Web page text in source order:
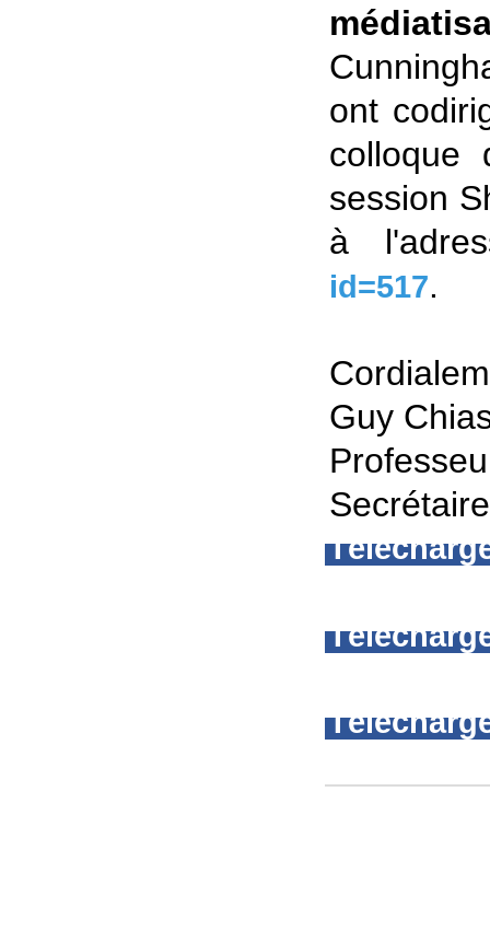
ont
colloque
session
à
id=517.
Guy